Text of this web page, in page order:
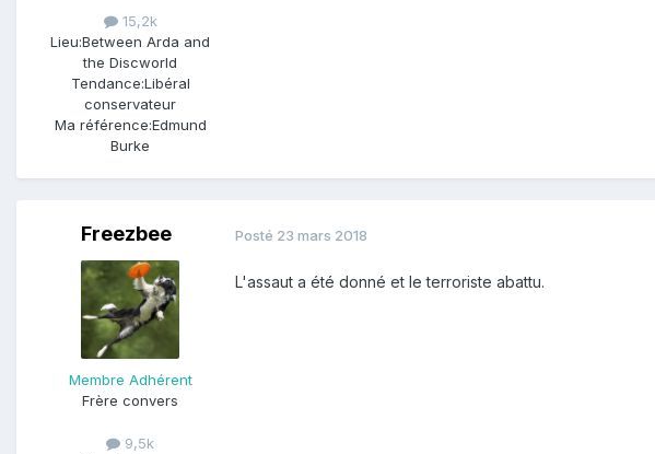
15,2k
Lieu:Between Arda and
the Discworld
Tendance:Libéral
conservateur
Ma référence:Edmund
Burke
Freezbee
Membre Adhérent
Frère convers
9,5k
Posté 23 mars 2018
L'assaut a été donné et le terroriste abattu.